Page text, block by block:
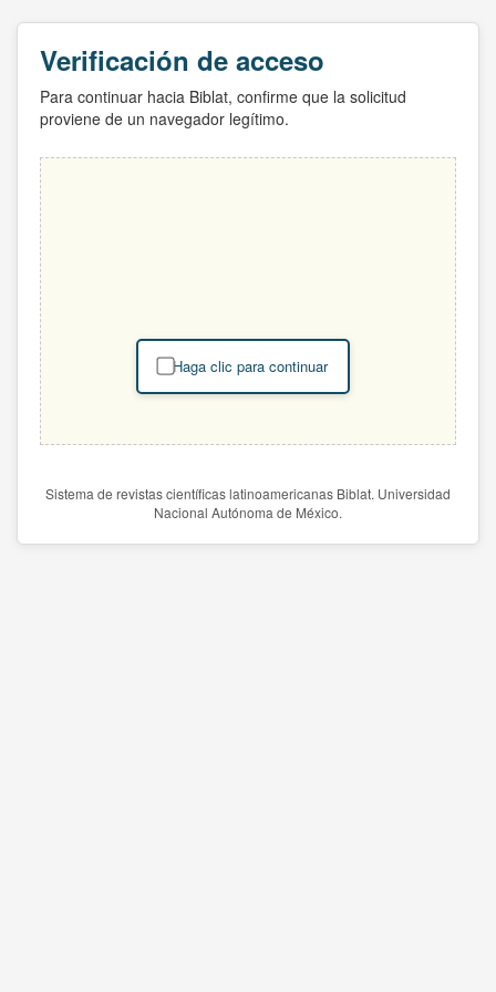
Verificación de acceso
Para continuar hacia Biblat, confirme que la solicitud
proviene de un navegador legítimo.
Haga clic para continuar
Sistema de revistas científicas latinoamericanas Biblat. Universidad
Nacional Autónoma de México.